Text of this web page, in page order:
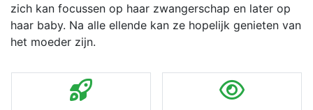
zich kan focussen op haar zwangerschap en later op
haar baby. Na alle ellende kan ze hopelijk genieten van
het moeder zijn.